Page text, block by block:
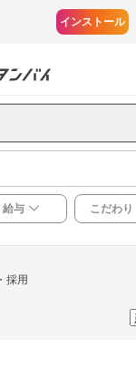
インストール
給与 こだわり
採用